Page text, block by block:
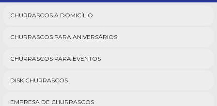
CHURRASCOS A DOMICÍLIO
CHURRASCOS PARA ANIVERSÁRIOS
CHURRASCOS PARA EVENTOS
DISK CHURRASCOS
EMPRESA DE CHURRASCOS